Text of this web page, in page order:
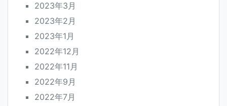
2023年3月
2023年2月
2023年1月
2022年12月
2022年11月
2022年9月
2022年7月